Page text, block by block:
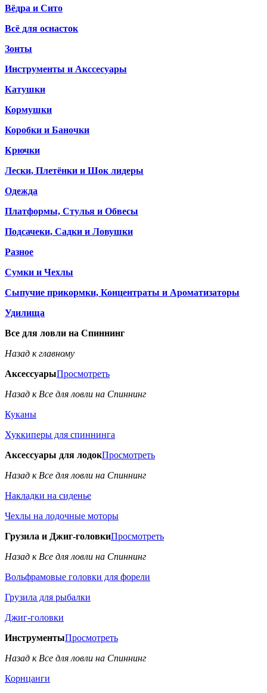
Вёдра и Сито
Всё для оснасток
Зонты
Инструменты и Акссесуары
Катушки
Кормушки
Коробки и Баночки
Крючки
Лески, Плетёнки и Шок лидеры
Одежда
Платформы, Стулья и Обвесы
Подсачеки, Садки и Ловушки
Разное
Сумки и Чехлы
Сыпучие прикормки, Концентраты и Ароматизаторы
Удилища
Все для ловли на Спиннинг
Назад к главному
АксессуарыПросмотреть
Назад к Все для ловли на Спиннинг
Куканы
Хуккиперы для спиннинга
Аксессуары для лодокПросмотреть
Назад к Все для ловли на Спиннинг
Накладки на сиденье
Чехлы на лодочные моторы
Грузила и Джиг-головкиПросмотреть
Назад к Все для ловли на Спиннинг
Вольфрамовые головки для форели
Грузила для рыбалки
Джиг-головки
ИнструментыПросмотреть
Назад к Все для ловли на Спиннинг
Корнцанги